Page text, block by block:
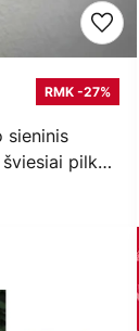
sieninis
pilkos
RMK -27%